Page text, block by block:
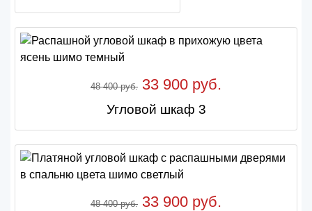
48 400 руб. 33 900 руб.
Угловой шкаф 3
48 400 руб. 33 900 руб.